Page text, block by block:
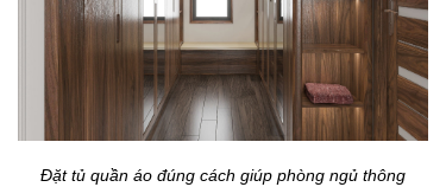
Đặt tủ quần áo đúng cách giúp phòng ngủ thông